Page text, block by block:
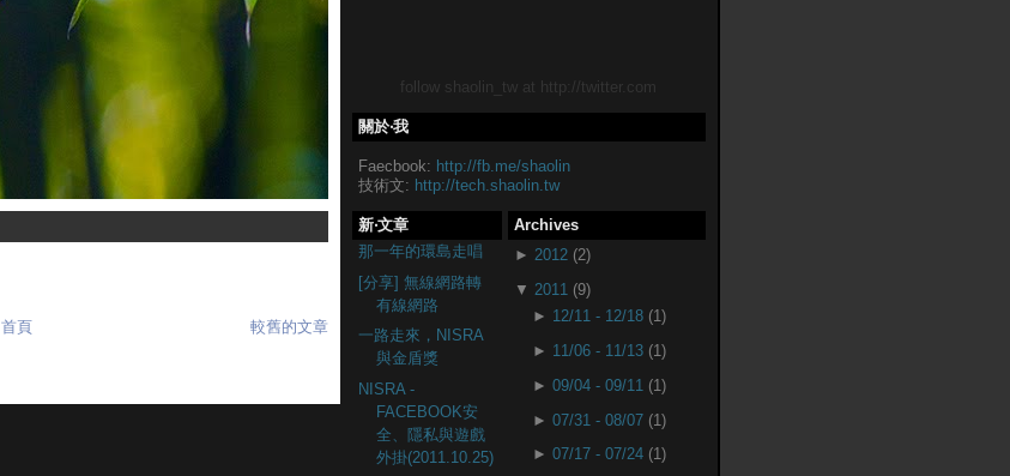
較舊的文章
首頁
follow shaolin_tw at http://twitter.com
關於‧我
Faecbook: http://fb.me/shaolin
技術文: http://tech.shaolin.tw
Archives
► 2012 (2)
▼ 2011 (9)
► 12/11 - 12/18 (1)
► 11/06 - 11/13 (1)
►09/04 - 09/11 (1)
►07/31 - 08/07 (1)
►07/17 - 07/24 (1)
新‧文章
那一年的環島走唱
[分享] 無線網路轉
有線網路
一路走來，NISRA
與金盾獎
NISRA -
FACEBOOK安
全、隱私與遊戲
外掛(2011.10.25)